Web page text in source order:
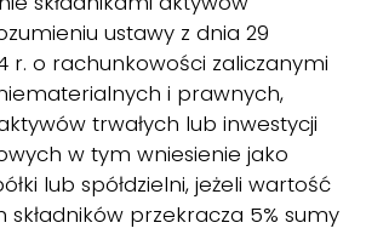
ustawy z dnia 29
r. o rachunkowości zaliczanymi
i prawnych,
trwałych lub inwestycji
w tym wniesienie jako
lub spółdzielni, jeżeli wartość
składników przekracza 5% sumy